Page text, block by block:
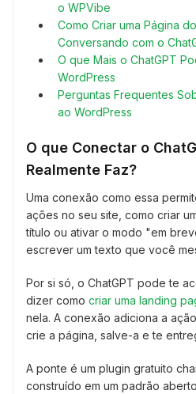
o WPVibe
Como Criar uma Página
Conversando com o
O que Mais o ChatGPT
WordPress
Perguntas Frequentes
ao WordPress
O que Conectar o
Realmente Faz?
Uma conexão como essa
ações no seu site, como criar
título ou ativar o modo "em
escrever um texto que você
Por si só, o ChatGPT pode te
dizer como criar uma landing
nela. A conexão adiciona a
crie a página, salve-a e te
A ponte é um plugin gratuito
construído em um padrão